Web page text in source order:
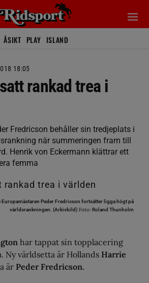
ÅSIKT PLAY ISLAND
18:05
rankad trea i
Fredricson behåller sin tredjeplats i
när summeringen fram till
Henrik von Eckermann klättrar ett
femma
Europamästaren Peder Fredricson fortsätter ligga högt på
världsrankningen. (Arkivbild) Foto: Roland Thunholm
har tappat sin topplacering
Ny världsetta är Hollands Harrie
är Peder Fredricson.